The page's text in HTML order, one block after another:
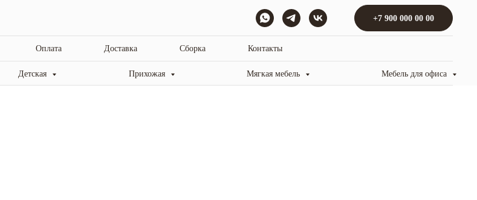
+7 900 000 00 00
Оплата Доставка Сборка Контакты
Детская Прихожая Мягкая мебель Мебель для офиса